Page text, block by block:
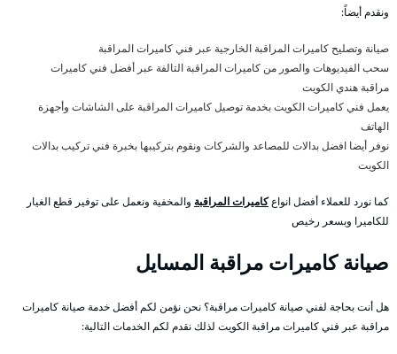
ونقدم أيضاً:
صيانة وتصليح كاميرات المراقبة الخارجية عبر فني كاميرات المراقبة
سحب الفيديوهات والصور من كاميرات المراقبة التالفة عبر أفضل فني كاميرات
مراقبة هندي الكويت
يعمل فني كاميرات الكويت بخدمة توصيل كاميرات المراقبة على الشاشات وأجهزة
الهاتف
نوفر أيضا افضل بدالات للمصاعد والشركات ونقوم بتركيبها بخبرة فني تركيب بدالات
الكويت
كما نورد للعملاء أفضل انواعكاميرات المراقبة والمخفية ونعمل على توفير قطع الغيار
للكاميرا وبسعر رخيص
صيانة كاميرات مراقبة المسايل
هل أنت بحاجة لفني صيانة كاميرات مراقبة؟ نحن نؤمن لكم أفضل خدمة صيانة كاميرات
مراقبة عبر فني كاميرات مراقبة الكويت لذلك نقدم لكم الخدمات التالية: